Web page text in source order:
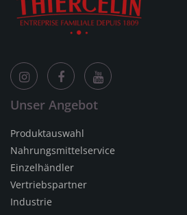
Unser Angebot
Produktauswahl
Nahrungsmittelservice
Einzelhändler
Vertriebspartner
Industrie